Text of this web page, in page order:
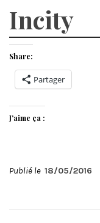
Incity
Share:
Partager
J’aime ça :
Publié le 18/05/2016